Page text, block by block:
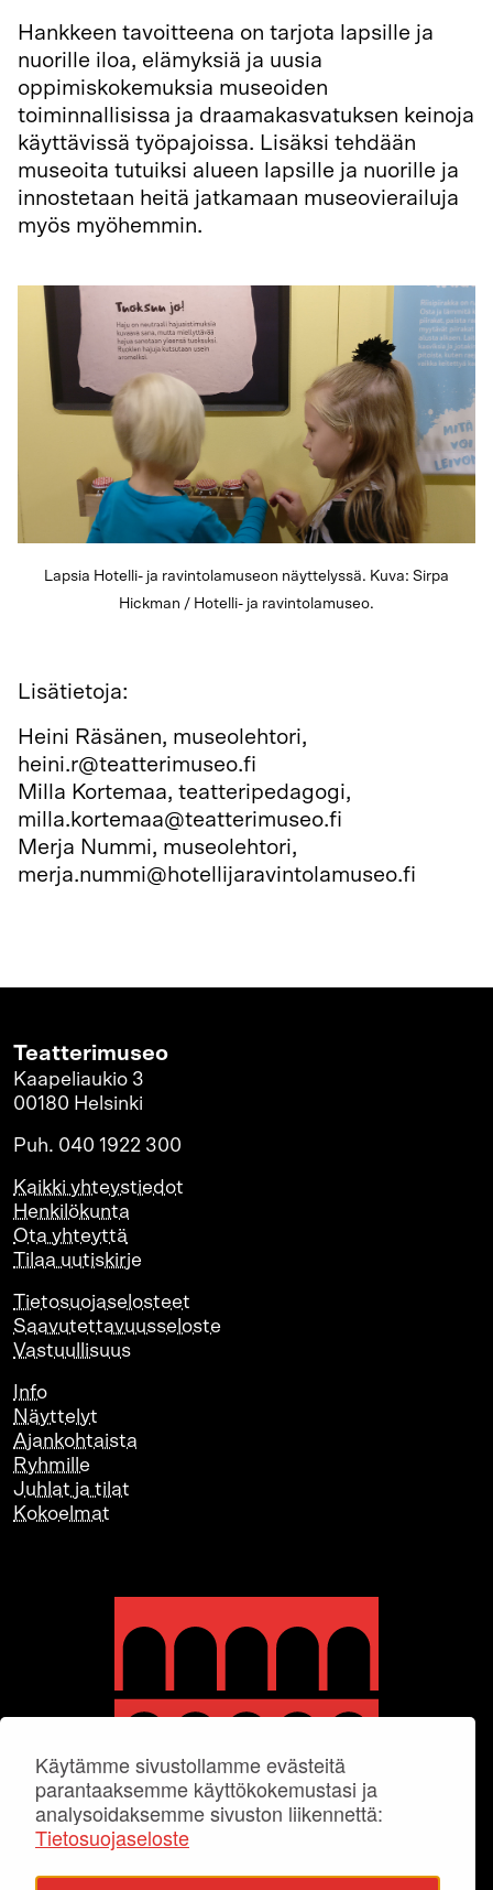
Käytämme sivustollamme evästeitä
parantaaksemme käyttökokemustasi ja
analysoidaksemme sivuston liikennettä:
Tietosuojaseloste
Hankkeen tavoitteena on tarjota lapsille ja
nuorille iloa, elämyksiä ja uusia
oppimiskokemuksia museoiden
toiminnallisissa ja draamakasvatuksen keinoja
käyttävissä työpajoissa. Lisäksi tehdään
museoita tutuiksi alueen lapsille ja nuorille ja
innostetaan heitä jatkamaan museovierailuja
myös myöhemmin.
Lapsia Hotelli- ja ravintolamuseon näyttelyssä. Kuva: Sirpa
Hickman / Hotelli- ja ravintolamuseo.
Lisätietoja:
Heini Räsänen, museolehtori,
heini.r@teatterimuseo.fi
Milla Kortemaa, teatteripedagogi,
milla.kortemaa@teatterimuseo.fi
Merja Nummi, museolehtori,
merja.nummi@hotellijaravintolamuseo.fi
Teatterimuseo
Kaapeliaukio 3
00180 Helsinki
Puh. 040 1922 300
Kaikki yhteystiedot
Henkilökunta
Ota yhteyttä
Tilaa uutiskirje
Tietosuojaselosteet
Saavutettavuusseloste
Vastuullisuus
Info
Näyttelyt
Ajankohtaista
Ryhmille
Juhlat ja tilat
Kokoelmat